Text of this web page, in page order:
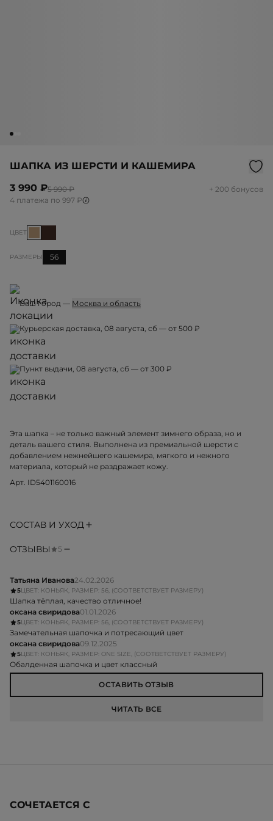
ШАПКА ИЗ ШЕРСТИ И КАШЕМИРА
3 990 ₽5 990 ₽
+ 200 бонусов
4 платежа по 997 ₽
ЦВЕТ
РАЗМЕРЫ 56
Ваш город — Москва и область
Курьерская доставка, 08 августа, сб — от 500 ₽
Пункт выдачи, 08 августа, сб — от 300 ₽
Эта шапка – не только важный элемент зимнего образа, но и
деталь вашего стиля. Выполнена из премиальной шерсти с
добавлением нежнейшего кашемира, мягкого и нежного
материала, который не раздражает кожу.
Арт. ID5401160016
СОСТАВ И УХОД
ОТЗЫВЫ 5
Татьяна Иванова24.02.2026
5ЦВЕТ: КОНЬЯК, РАЗМЕР: 56, (СООТВЕТСТВУЕТ РАЗМЕРУ)
Шапка тёплая, качество отличное!
оксана свиридова01.01.2026
5ЦВЕТ: КОНЬЯК, РАЗМЕР: 56, (СООТВЕТСТВУЕТ РАЗМЕРУ)
Замечательная шапочка и потресающий цвет
оксана свиридова09.12.2025
5ЦВЕТ: КОНЬЯК, РАЗМЕР: ONE SIZE, (СООТВЕТСТВУЕТ РАЗМЕРУ)
Обалденная шапочка и цвет классный
ОСТАВИТЬ ОТЗЫВ
ЧИТАТЬ ВСЕ
СОЧЕТАЕТСЯ С